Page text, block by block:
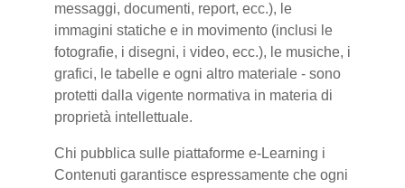
messaggi, documenti, report, ecc.), le
immagini statiche e in movimento (inclusi le
fotografie, i disegni, i video, ecc.), le musiche, i
grafici, le tabelle e ogni altro materiale - sono
protetti dalla vigente normativa in materia di
proprietà intellettuale.
Chi pubblica sulle piattaforme e-Learning i
Contenuti garantisce espressamente che ogni